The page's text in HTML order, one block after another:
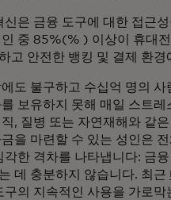
신은 금융 도구에 대한 접근
인 중 85%(% ) 이상이 휴대
고 안전한 뱅킹 및 결제 환
도 불구하고 수십억 명의
보유하지 못해 매일 스트
, 질병 또는 자연재해와 같
을 마련할 수 있는 성인은
한 격차를 나타냅니다: 금
데 충분하지 않습니다. 최근
구의 지속적인 사용을 가로